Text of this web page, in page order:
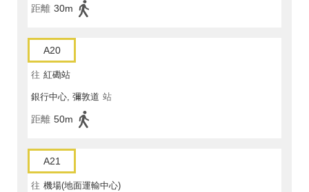
距離 30m
A20
往 紅磡站
銀行中心, 彌敦道 站
距離 50m
A21
往 機場(地面運輸中心)